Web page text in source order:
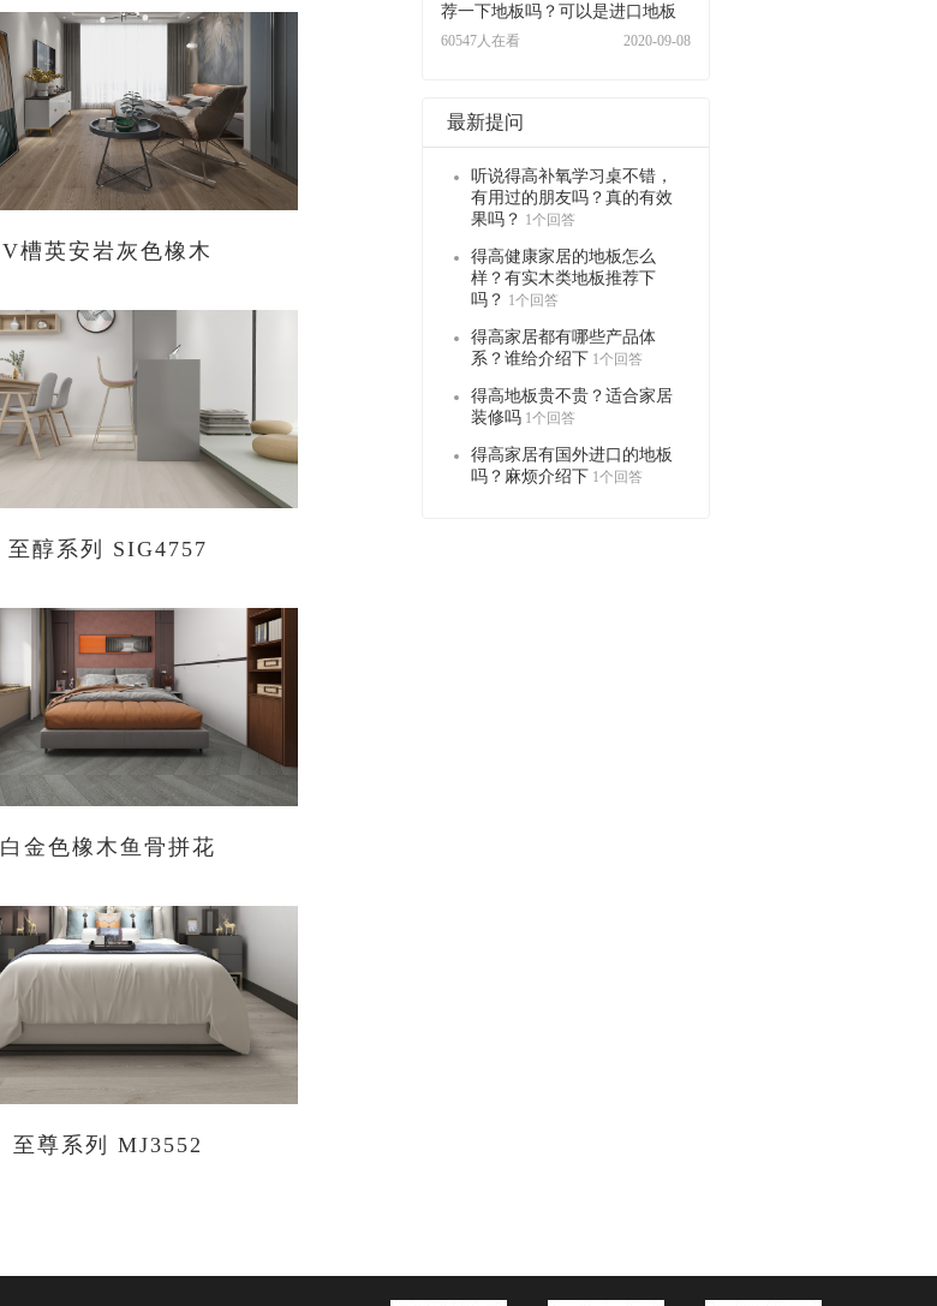
V槽英安岩灰色橡木
至醇系列 SIG4757
白金色橡木鱼骨拼花
至尊系列 MJ3552
荐一下地板吗？可以是进口地板
60547人在看 2020-09-08
最新提问
听说得高补氧学习桌不错，
有用过的朋友吗？真的有效
果吗？ 1个回答
得高健康家居的地板怎么
样？有实木类地板推荐下
吗？ 1个回答
得高家居都有哪些产品体
系？谁给介绍下 1个回答
得高地板贵不贵？适合家居
装修吗 1个回答
得高家居有国外进口的地板
吗？麻烦介绍下 1个回答